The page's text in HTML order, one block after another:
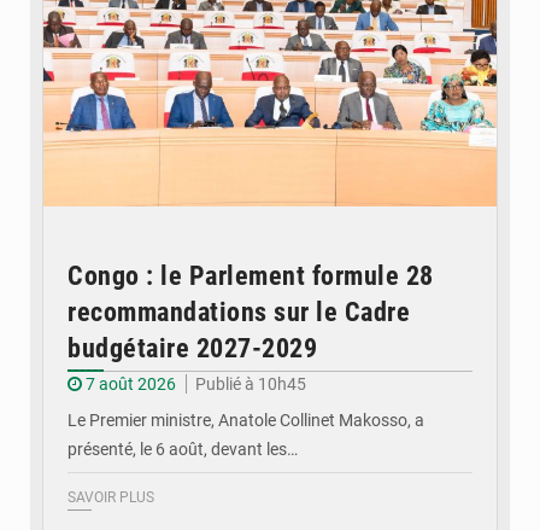
Congo : le Parlement formule 28
recommandations sur le Cadre
budgétaire 2027-2029
7 août 2026
Publié à 10h45
Le Premier ministre, Anatole Collinet Makosso, a
présenté, le 6 août, devant les…
SAVOIR PLUS